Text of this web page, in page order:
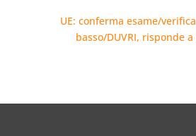
UE: conferma esame/
basso/DUVRI, risponde